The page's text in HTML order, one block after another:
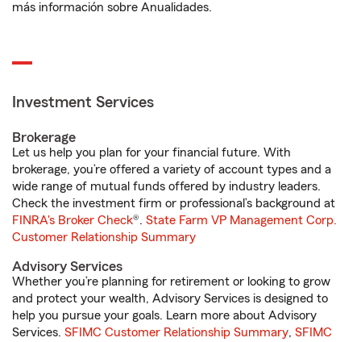
más información sobre Anualidades.
Investment Services
Brokerage
Let us help you plan for your financial future. With
brokerage, you’re offered a variety of account types and a
wide range of mutual funds offered by industry leaders.
Check the investment firm or professional’s background at
FINRA's Broker Check®. State Farm VP Management Corp.
Customer Relationship Summary
Advisory Services
Whether you’re planning for retirement or looking to grow
and protect your wealth, Advisory Services is designed to
help you pursue your goals. Learn more about Advisory
Services. SFIMC Customer Relationship Summary, SFIMC